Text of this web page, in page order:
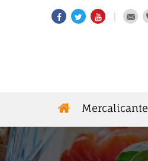
Mercalicante